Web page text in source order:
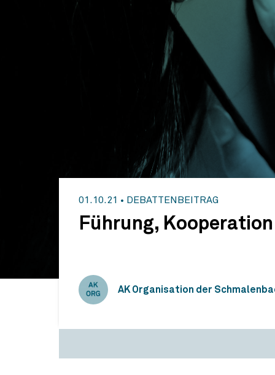
01.10.21 • DEBATTENBEITRAG
Führung,
AK Organisation der